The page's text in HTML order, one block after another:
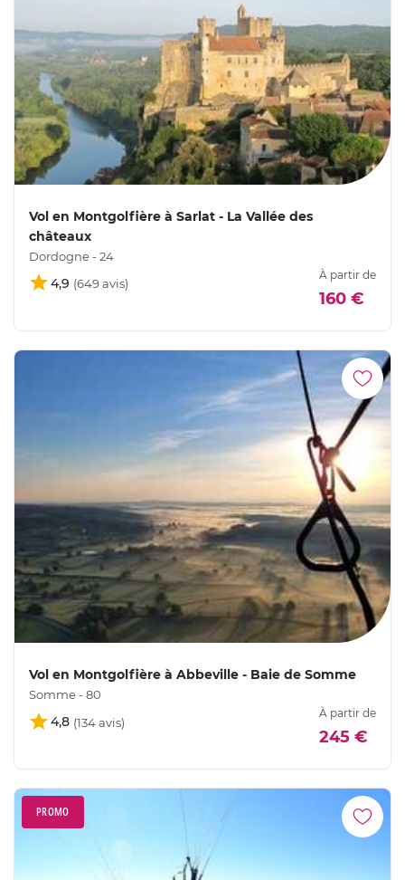
Vol en Montgolfière à Sarlat - La Vallée des
châteaux
Dordogne - 24
4,9
À partir de
160 €
Vol en Montgolfière à Abbeville - Baie de Somme
Somme - 80
4,8
À partir de
245 €
PROMO